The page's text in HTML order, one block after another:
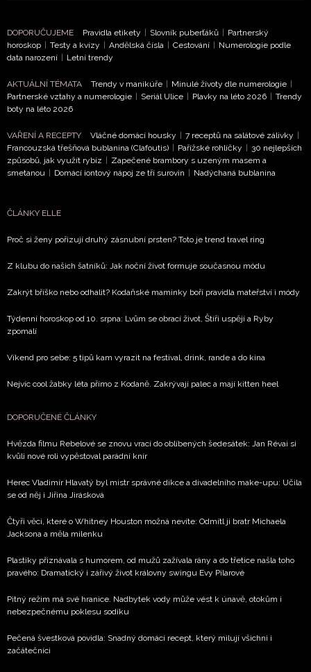
potvrzujete, že jste se seznámili seZásadami
ochrany soukromí
- BurdaMedia Extra s.r.o. bude s
vyhodnocení akce a zasílání novinek.
Chcete navíc dostávat i další zajímavé a exkluzivní
informace od našich partnerů? Pokud souhlasíte se
zpracováním údajů k tomuto účelu podle Zásad ochrany
soukromí BurdaMedia Extra s.r.o. , zaškrtněte toto pole.
DOPORUČUJEME Pravidla etikety Slovník puberťáků
Partnerský
horoskop
Testy a kvízy Andělská čísla Cestování
Numerologie podle
data narození
Letní trendy
AKTUÁLNÍ TÉMATA Trendy v manikúře Minulé životy dle numerologie
Partnerské vztahy a numerologie
Seriál Ulice Plavky na léto 2026
Trendy
boty na léto 2026
VAŘENÍ A RECEPTY Vláčné domácí housky 7 receptů na salátové zálivky
Francouzská třešňová bublanina (Clafoutis)
Pařížské rohlíčky
30 nejlepších
způsobů, jak využít rybíz
Zapečené brambory s uzeným masem a
smetanou
Domácí iontový nápoj ze tří surovin Nadýchaná bublanina
ČLÁNKY ELLE
Proč si ženy pořizují druhý zásnubní prsten? Toto je trend travel ring
Z klubu do našich šatníků: Jak noční život formuje současnou módu
Zakrýt bříško nebo odhalit? Kodaňské maminky boří pravidla mateřství i módy
Týdenní horoskop od 10. srpna: Lvům se obrací život, Štíři uspějí a Ryby
zpomalí
Víkend pro sebe: 5 tipů kam vyrazit na festival, drink, rande a do kina
Nejvíc cool žabky léta přímo z Kodaně. Zakrývají palec a mají kitten heel
DOPORUČENÉ ČLÁNKY
Hvězda filmu Rebelové se znovu vrací do oblíbených šedesátek: Jan Révai si
kvůli nové roli vypěstoval parádní knír
Herec Vladimír Hlavatý byl mistr správné dikce a divadelního make-upu: Učila
se od něj i Jiřina Jirásková
Čtyři věci, které o Whitney Houston možná nevíte: Odmítl ji bratr Michaela
Jacksona a měla milenku
Plastiky přiznávala s humorem, od mužů zažívala rány a do třetice našla toho
pravého: Dramatický i zářivý život královny swingu Evy Pilarové
Pitný režim má své hranice. Nadbytek vody může vést k únavě, otokům i
nebezpečnému poklesu sodíku
Pečená švestková povidla: Snadný domácí recept, který milují všichni i
začátečníci